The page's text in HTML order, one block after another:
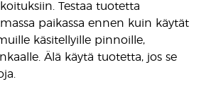
Testaa tuotetta
paikassa ennen kuin käytät
käsitellyille pinnoille,
Älä käytä tuotetta, jos se